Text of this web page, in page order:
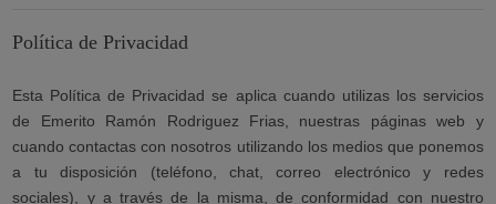
Política de Privacidad
Esta Política de Privacidad se aplica cuando utilizas los servicios
de Emerito Ramón Rodriguez Frias, nuestras páginas web y
cuando contactas con nosotros utilizando los medios que ponemos
a tu disposición (teléfono, chat, correo electrónico y redes
sociales), y a través de la misma, de conformidad con nuestro